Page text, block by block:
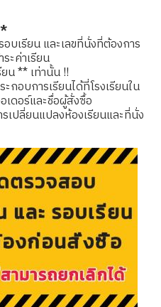
เรียน และเลขที่นั่งที่ต้องการ
ะค่าเรียน
น ** เท่านั้น !!
กอบการเรียนได้ที่โรงเรียนใน
เดอร์และชื่อผู้สั่งซื้อ
เปลี่ยนแปลงห้องเรียนและที่นั่ง